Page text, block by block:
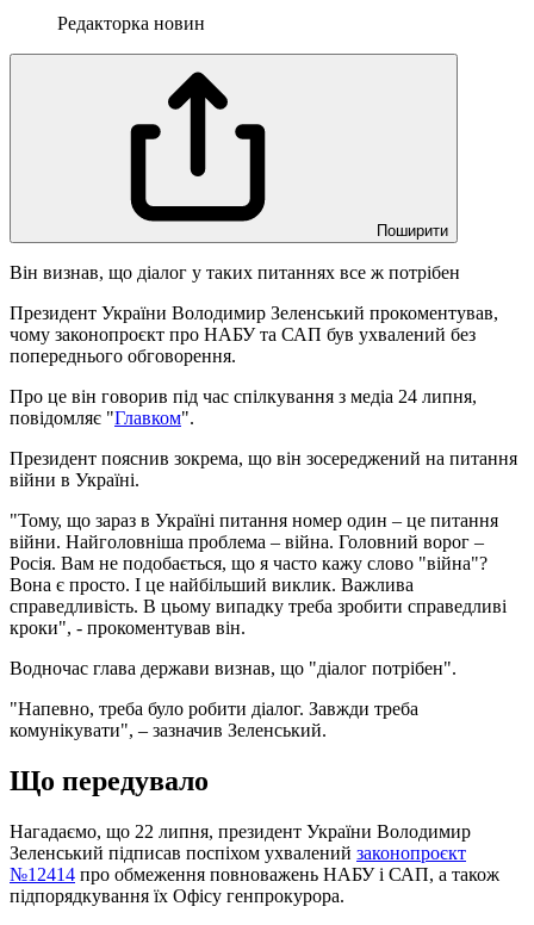
Редакторка новин
Поширити
Він визнав, що діалог у таких питаннях все ж потрібен
Президент України Володимир Зеленський прокоментував,
чому законопроєкт про НАБУ та САП був ухвалений без
попереднього обговорення.
Про це він говорив під час спілкування з медіа 24 липня,
повідомляє "Главком".
Президент пояснив зокрема, що він зосереджений на питання
війни в Україні.
"Тому, що зараз в Україні питання номер один – це питання
війни. Найголовніша проблема – війна. Головний ворог –
Росія. Вам не подобається, що я часто кажу слово "війна"?
Вона є просто. І це найбільший виклик. Важлива
справедливість. В цьому випадку треба зробити справедливі
кроки", - прокоментував він.
Водночас глава держави визнав, що "діалог потрібен".
"Напевно, треба було робити діалог. Завжди треба
комунікувати", – зазначив Зеленський.
Що передувало
Нагадаємо, що 22 липня, президент України Володимир
Зеленський підписав поспіхом ухвалений законопроєкт
№12414 про обмеження повноважень НАБУ і САП, а також
підпорядкування їх Офісу генпрокурора.